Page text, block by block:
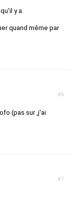
y a.
quand même par
#6
(pas sur ,j'ai
#7